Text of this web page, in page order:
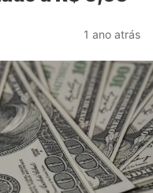
1 ano atrás